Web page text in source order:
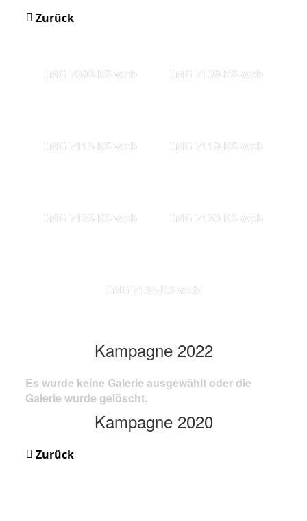
Zurück
IMG 7098-KS-web IMG 7109-KS-web
IMG 7116-KS-web IMG 7119-KS-web
IMG 7123-KS-web IMG 7130-KS-web
IMG 7134-KS-web
Kampagne 2022
Es wurde keine Galerie ausgewählt oder die
Galerie wurde gelöscht.
Kampagne 2020
Zurück